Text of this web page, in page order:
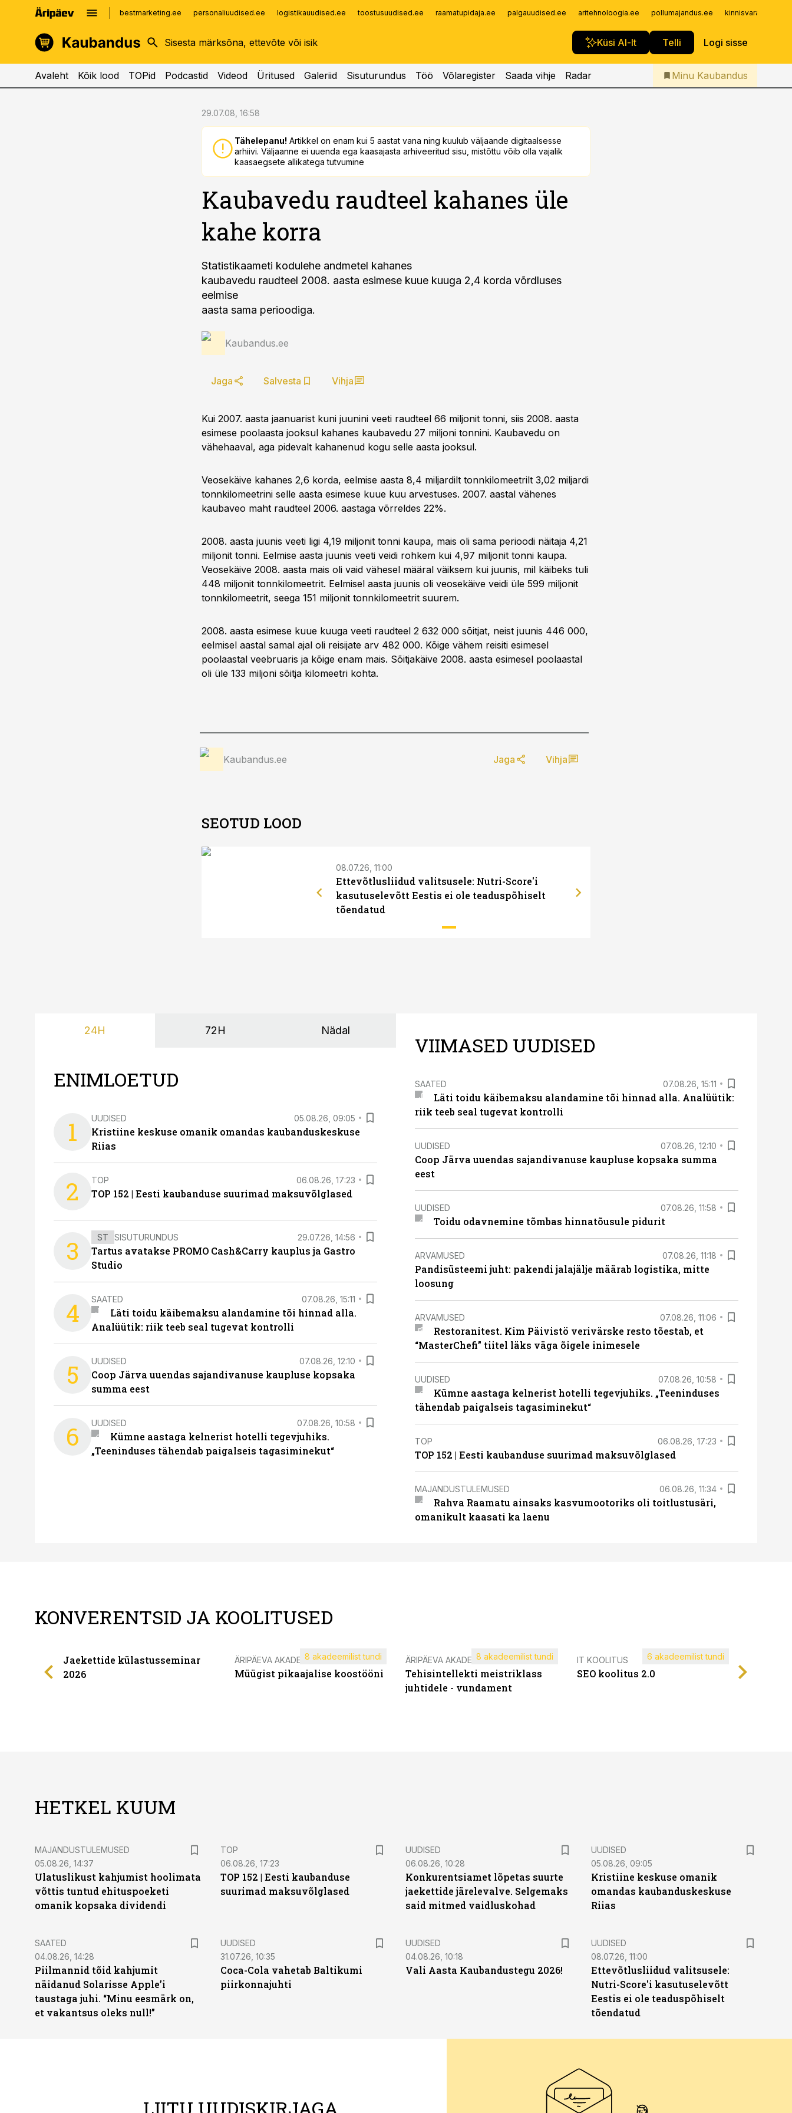
bestmarketing.ee personaliuudised.ee logistikauudised.ee toostusuudised.ee raamatupidaja.ee palgauudised.ee aritehnoloogia.ee pollumajandus.ee
Küsi AI-lt Telli Logi sisse
kinnisvarauudised.ee
logistikauudised.ee
imelineajalugu.ee
Infopank
Iseteenindus
Telli Kaubandus
Avaleht Kõik lood TOPid Podcastid Videod Üritused Galeriid Sisuturundus Töö Võlaregister Saada vihje Radar Minu Kaubandus
29.07.08, 16:58
Tähelepanu! Artikkel on enam kui 5 aastat vana ning kuulub väljaande digitaalsesse
arhiivi. Väljaanne ei uuenda ega kaasajasta arhiveeritud sisu, mistõttu võib olla vajalik
kaasaegsete allikatega tutvumine
Kaubavedu raudteel kahanes üle
kahe korra
Statistikaameti kodulehe andmetel kahanes
kaubavedu raudteel 2008. aasta esimese kuue kuuga 2,4 korda võrdluses
eelmise
aasta sama perioodiga.
Kaubandus.ee
Jaga Salvesta Vihja
Kui 2007. aasta jaanuarist kuni juunini veeti raudteel 66 miljonit tonni, siis 2008. aasta
esimese poolaasta jooksul kahanes kaubavedu 27 miljoni tonnini. Kaubavedu on
vähehaaval, aga pidevalt kahanenud kogu selle aasta jooksul.
Veosekäive kahanes 2,6 korda, eelmise aasta 8,4 miljardilt tonnkilomeetrilt 3,02 miljardi
tonnkilomeetrini selle aasta esimese kuue kuu arvestuses. 2007. aastal vähenes
kaubaveo maht raudteel 2006. aastaga võrreldes 22%.
2008. aasta juunis veeti ligi 4,19 miljonit tonni kaupa, mais oli sama perioodi näitaja 4,21
miljonit tonni. Eelmise aasta juunis veeti veidi rohkem kui 4,97 miljonit tonni kaupa.
Veosekäive 2008. aasta mais oli vaid vähesel määral väiksem kui juunis, mil käibeks tuli
448 miljonit tonnkilomeetrit. Eelmisel aasta juunis oli veosekäive veidi üle 599 miljonit
tonnkilomeetrit, seega 151 miljonit tonnkilomeetrit suurem.
2008. aasta esimese kuue kuuga veeti raudteel 2 632 000 sõitjat, neist juunis 446 000,
eelmisel aastal samal ajal oli reisijate arv 482 000. Kõige vähem reisiti esimesel
poolaastal veebruaris ja kõige enam mais. Sõitjakäive 2008. aasta esimesel poolaastal
oli üle 133 miljoni sõitja kilomeetri kohta.
Kaubandus.ee Jaga Vihja
SEOTUD LOOD
08.07.26, 11:00
Ettevõtlusliidud valitsusele: Nutri-Score'i
kasutuselevõtt Eestis ei ole teaduspõhiselt
tõendatud
24H 72H Nädal
ENIMLOETUD
1 UUDISED 05.08.26, 09:05
Kristiine keskuse omanik omandas kaubanduskeskuse
Riias
2 TOP 06.08.26, 17:23
TOP 152 | Eesti kaubanduse suurimad maksuvõlglased
3 ST SISUTURUNDUS 29.07.26, 14:56
Tartus avatakse PROMO Cash&Carry kauplus ja Gastro
Studio
4 SAATED 07.08.26, 15:11
Läti toidu käibemaksu alandamine tõi hinnad alla.
Analüütik: riik teeb seal tugevat kontrolli
5 UUDISED 07.08.26, 12:10
Coop Järva uuendas sajandivanuse kaupluse kopsaka
summa eest
6 UUDISED 07.08.26, 10:58
Kümne aastaga kelnerist hotelli tegevjuhiks.
„Teeninduses tähendab paigalseis tagasiminekut“
VIIMASED UUDISED
SAATED 07.08.26, 15:11
Läti toidu käibemaksu alandamine tõi hinnad alla. Analüütik:
riik teeb seal tugevat kontrolli
UUDISED 07.08.26, 12:10
Coop Järva uuendas sajandivanuse kaupluse kopsaka summa
eest
UUDISED 07.08.26, 11:58
Toidu odavnemine tõmbas hinnatõusule pidurit
ARVAMUSED 07.08.26, 11:18
Pandisüsteemi juht: pakendi jalajälje määrab logistika, mitte
loosung
ARVAMUSED 07.08.26, 11:06
Restoranitest. Kim Päivistö verivärske resto tõestab, et
“MasterChefi” tiitel läks väga õigele inimesele
UUDISED 07.08.26, 10:58
Kümne aastaga kelnerist hotelli tegevjuhiks. „Teeninduses
tähendab paigalseis tagasiminekut“
TOP 06.08.26, 17:23
TOP 152 | Eesti kaubanduse suurimad maksuvõlglased
MAJANDUSTULEMUSED 06.08.26, 11:34
Rahva Raamatu ainsaks kasvumootoriks oli toitlustusäri,
omanikult kaasati ka laenu
KONVERENTSID JA KOOLITUSED
Jaekettide külastusseminar
2026
ÄRIPÄEVA AKADEEMIA
Müügist pikaajalise koostööni
8 akadeemilist tundi ÄRIPÄEVA AKADEEMIA
Tehisintellekti meistriklass
juhtidele - vundament
8 akadeemilist tundi IT KOOLITUS
SEO koolitus 2.0
6 akadeemilist tundi
HETKEL KUUM
MAJANDUSTULEMUSED
05.08.26, 14:37
Ulatuslikust kahjumist hoolimata
võttis tuntud ehituspoeketi
omanik kopsaka dividendi
TOP
06.08.26, 17:23
TOP 152 | Eesti kaubanduse
suurimad maksuvõlglased
UUDISED
06.08.26, 10:28
Konkurentsiamet lõpetas suurte
jaekettide järelevalve. Selgemaks
said mitmed vaidluskohad
UUDISED
05.08.26, 09:05
Kristiine keskuse omanik
omandas kaubanduskeskuse
Riias
SAATED
04.08.26, 14:28
Piilmannid tõid kahjumit
näidanud Solarisse Apple’i
taustaga juhi. “Minu eesmärk on,
et vakantsus oleks null!”
UUDISED
31.07.26, 10:35
Coca-Cola vahetab Baltikumi
piirkonnajuhti
UUDISED
04.08.26, 10:18
Vali Aasta Kaubandustegu 2026!
UUDISED
08.07.26, 11:00
Ettevõtlusliidud valitsusele:
Nutri-Score'i kasutuselevõtt
Eestis ei ole teaduspõhiselt
tõendatud